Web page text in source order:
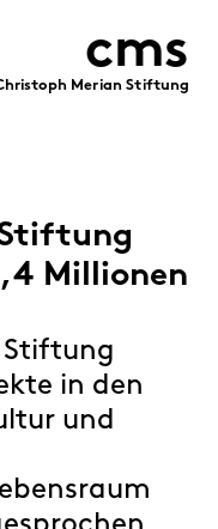
cms
Merian Stiftung
Millionen
Stiftung
in den
und